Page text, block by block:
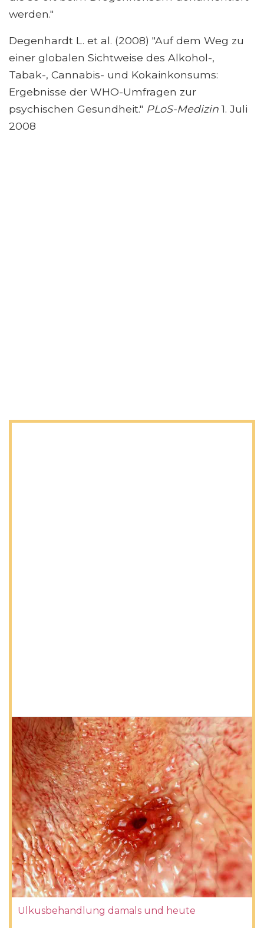
werden."
Degenhardt L. et al. (2008) "Auf dem Weg zu
einer globalen Sichtweise des Alkohol-,
Tabak-, Cannabis- und Kokainkonsums:
Ergebnisse der WHO-Umfragen zur
psychischen Gesundheit." PLoS-Medizin1. Juli
2008
Ulkusbehandlung damals und heute